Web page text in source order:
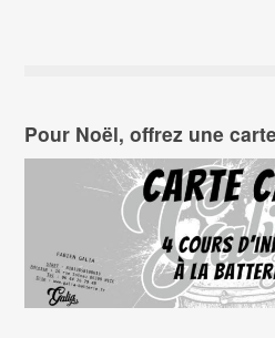
Pour Noël, offrez une